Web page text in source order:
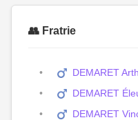
👥 Fratrie
DEMARET
DEMARET
DEMARET